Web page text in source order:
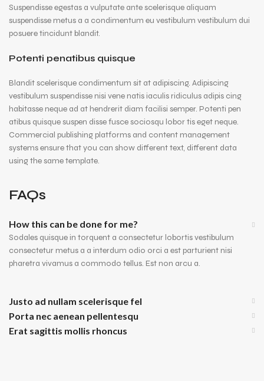
Suspendisse egestas a vulputate ante scelerisque aliquam
suspendisse metus a a condimentum eu vestibulum vestibulum dui
posuere tincidunt blandit.
Potenti penatibus quisque
Blandit scelerisque condimentum sit at adipiscing. Adipiscing
vestibulum suspendisse nisi vene natis iaculis ridiculus adipis cing
habitasse neque ad at hendrerit diam facilisi semper. Potenti pen
atibus quisque suspen disse fusce sociosqu lobor tis eget neque.
Commercial publishing platforms and content management
systems ensure that you can show different text, different data
using the same template.
FAQs
How this can be done for me?
Sodales quisque in torquent a consectetur lobortis vestibulum
consectetur metus a a interdum odio orci a est parturient nisi
pharetra vivamus a commodo tellus. Est non arcu a.
Justo ad nullam scelerisque fel
Porta nec aenean pellentesqu
Erat sagittis mollis rhoncus